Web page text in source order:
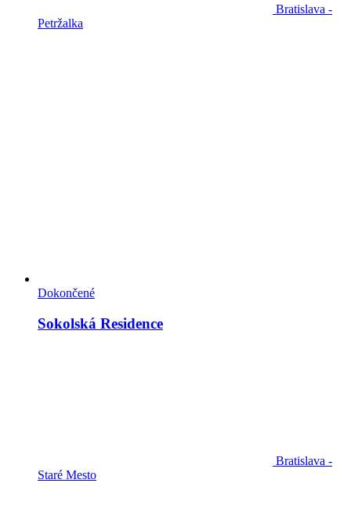
Bratislava -
Petržalka
Dokončené
Sokolská Residence
Bratislava -
Staré Mesto